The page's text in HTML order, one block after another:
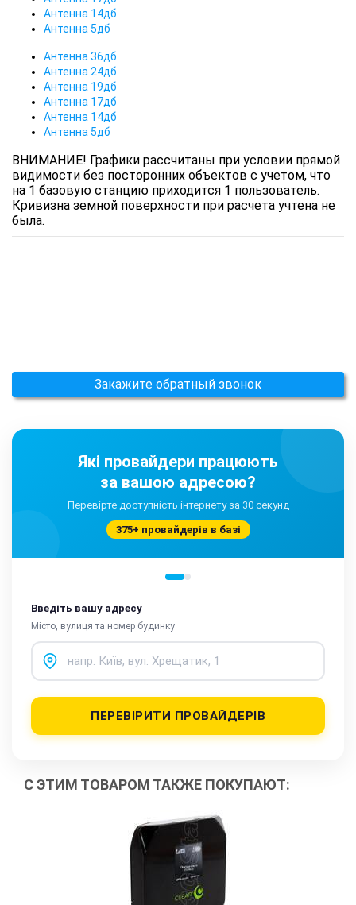
Антенна 14дб
Антенна 5дб
Антенна 36дб
Антенна 24дб
Антенна 19дб
Антенна 17дб
Антенна 14дб
Антенна 5дб
ВНИМАНИЕ! Графики рассчитаны при условии прямой
видимости без посторонних объектов с учетом, что
на 1 базовую станцию приходится 1 пользователь.
Кривизна земной поверхности при расчета учтена не
была.
Закажите обратный звонок
Які провайдери працюють
за вашою адресою?
Перевірте доступність інтернету за 30 секунд
375+ провайдерів в базі
Введіть вашу адресу
Місто, вулиця та номер будинку
ПЕРЕВІРИТИ ПРОВАЙДЕРІВ
С ЭТИМ ТОВАРОМ ТАКЖЕ ПОКУПАЮТ: